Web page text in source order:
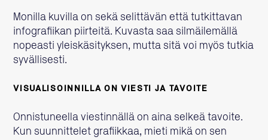
Monilla kuvilla on sekä selittävän että tutkittavan
infografiikan piirteitä. Kuvasta saa silmäilemällä
nopeasti yleiskäsityksen, mutta sitä voi myös tutkia
syvällisesti.
VISUALISOINNILLA ON VIESTI JA TAVOITE
Onnistuneella viestinnällä on aina selkeä tavoite.
Kun suunnittelet grafiikkaa, mieti mikä on sen